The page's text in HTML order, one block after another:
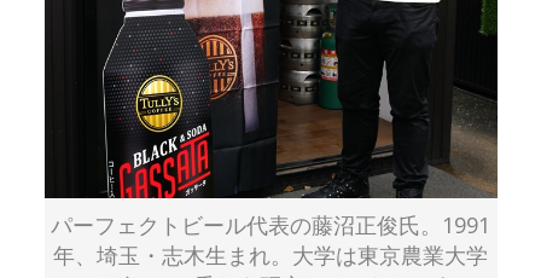
パーフェクトビール代表の藤沼正俊氏。1991
年、埼玉・志木生まれ。大学は東京農業大学